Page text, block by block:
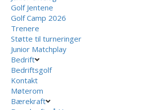
Golf Jentene
Golf Camp 2026
Trenere
Støtte til turneringer
Junior Matchplay
Bedrift
Bedriftsgolf
Kontakt
Møterom
Bærekraft